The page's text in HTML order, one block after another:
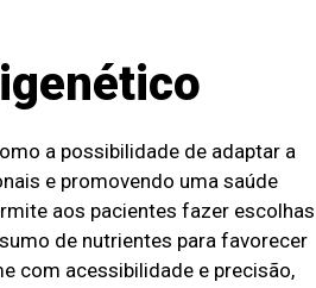
a possibilidade de adaptar a
e promovendo uma saúde
aos pacientes fazer escolhas
de nutrientes para favorecer
com acessibilidade e precisão,